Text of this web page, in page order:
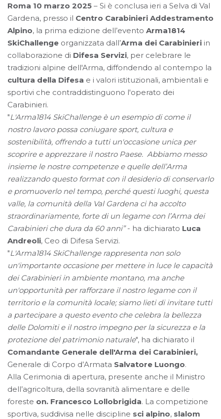
Roma 10 marzo 2025 – Si è conclusa ieri a Selva di Val
Gardena, presso il Centro Carabinieri Addestramento
Alpino, la prima edizione dell’evento Arma1814
SkiChallenge organizzata dall’Arma dei Carabinieri in
collaborazione di Difesa Servizi, per celebrare le
tradizioni alpine dell'Arma, diffondendo al contempo la
cultura della Difesa e i valori istituzionali, ambientali e
sportivi che contraddistinguono l'operato dei
Carabinieri.
"L'Arma1814 SkiChallenge è un esempio di come il
nostro lavoro possa coniugare sport, cultura e
sostenibilità, offrendo a tutti un'occasione unica per
scoprire e apprezzare il nostro Paese. Abbiamo messo
insieme le nostre competenze e quelle dell’Arma
realizzando questo format con il desiderio di conservarlo
e promuoverlo nel tempo, perché questi luoghi, questa
valle, la comunità della Val Gardena ci ha accolto
straordinariamente, forte di un legame con l’Arma dei
Carabinieri che dura da 60 anni”- ha dichiarato Luca
Andreoli, Ceo di Difesa Servizi.
"L'Arma1814 SkiChallenge rappresenta non solo
un'importante occasione per mettere in luce le capacità
dei Carabinieri in ambiente montano, ma anche
un'opportunità per rafforzare il nostro legame con il
territorio e la comunità locale; siamo lieti di invitare tutti
a partecipare a questo evento che celebra la bellezza
delle Dolomiti e il nostro impegno per la sicurezza e la
protezione del patrimonio naturale", ha dichiarato il
Comandante Generale dell'Arma dei Carabinieri,
Generale di Corpo d’Armata Salvatore Luongo.
Alla Cerimonia di apertura, presente anche il Ministro
dell’agricoltura, della sovranità alimentare e delle
foreste on. Francesco Lollobrigida. La competizione
sportiva, suddivisa nelle discipline sci alpino, slalom